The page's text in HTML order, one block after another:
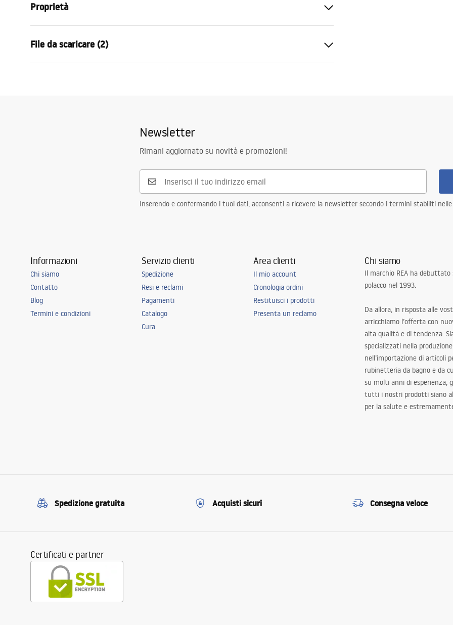
Proprietà
Materiale
Colore
Motivo
150
125
NO
NO
File da scaricare (2)
Newsletter
Rimani aggiornato su novità e promozioni!
Inserendo e confermando i tuoi dati, acconsenti a ricevere la newsletter secondo i termini stabiliti nelle
Informazioni
Chi siamo
Contatto
Blog
Termini e condizioni
Servizio clienti
Spedizione
Resi e reclami
Pagamenti
Catalogo
Cura
Area clienti
Il mio account
Cronologia ordini
Restituisci i prodotti
Presenta un reclamo
Chi siamo
Il marchio REA ha
polacco nel 1993.
Da allora, in risposta alle
arricchiamo l’offerta con
alta qualità e di tendenza.
specializzati nella
nell’importazione di articoli
rubinetteria da bagno e da
su molti anni di esperienza,
tutti i nostri prodotti siano
per la salute e
Spedizione gratuita Acquisti sicuri Consegna veloce
Certificati e partner